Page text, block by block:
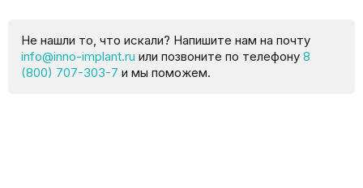
Не нашли то, что искали? Напишите нам на почту
info@inno-implant.ru или позвоните по телефону 8
(800) 707-303-7 и мы поможем.